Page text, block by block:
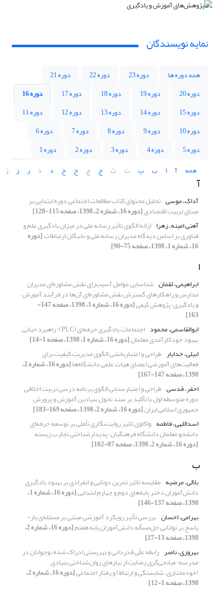
نمایه نویسندگان
همه دوره ها دوره 23 دوره 22
دوره 21
دوره 20
دوره 19 دوره 18 دوره 17
دوره 16
دوره 15
دوره 14 دوره 13 دوره 12
دوره 11
دوره 10
دوره 9 دوره 8 دوره 7
دوره 6
دوره 5
دوره 4 دوره 3 دوره 2
دوره 1
همه
آ ا ب پ ت ث ج چ ح خ د ذ ر ز ژ
آ
آداک، موسی تحلیل محتوای کتاب مطالعات اجتماعی دوره ابتدایی بر
مبنای تربیت اقتصادی[دوره 16، شماره 2، 1398، صفحه 115-128]
آهنی امینه، زهرا ارائه الگوی تاثیر رسانه ملی در میزان یادگیری علم و
فناوری بر اساس دیدگاه مدیران رسانه ملی و نخبگان ارتباطات[دوره
16، شماره 1، 1398، صفحه 75-90]
ا
ابراهیمی، لقمان شناسایی عوامل آسیب‌زای نقش مشاوره‌ای مدیران
مدارس و راهکارهای گسترش نقش مشاوره‌ای آن‌ها در فرآیند آموزش
و یادگیری: پژوهش کیفی [دوره 16، شماره 1، 1398، صفحه 147-
163]
ابوالقاسمی، محمود
اجتماعات یادگیری حرفه‌ای (PLC): راهبرد حیاتی
بهبود خودکارآمدی معلمان[دوره 16، شماره 1، 1398، صفحه 1-14]
ابیلی، خدایار طراحی و اعتباربخشی الگوی مدیریتِ کیفیت برای
فعالیت‌های آموزشی اعضای هیات علمی دانشگاه‌ها [دوره 16، شماره 2،
1398، صفحه 147-167]
احقر، قدسی طراحی و اعتبارسنجی الگوی برنامه‌ درسی تربیت ‌اخلاقی
دوره متوسطه اول با تأکید بر سند تحول بنیادین آموزش ‌و‌ پرورش
جمهوری ‌اسلامی ‌ایران[دوره 16، شماره 2، 1398، صفحه 169-183]
اسداللهی، فاطمه واکاوی تاثیر روایت‌نگاری تأملی بر توسعه حرفه‌ای
دانشجو معلمان دانشگاه فرهنگیان؛ پدیدارشناختی تجارب زیسته
[دوره 16، شماره 2، 1398، صفحه 87-102]
ب
بلالی، مرضیه مقایسه تاثیر تمرین دوتایی و انفرادی بر بهبود یادگیری
دانش‌آموزان دختر پایه‌های دوم و چهارم ابتدایی [دوره 16، شماره 1،
1398، صفحه 137-146]
بهرامی، احسان بررسی تأثیر رویکرد آموزشی مبتنی بر مسئله‌‌ی باز-
پاسخ بر توانایی حل‌مسأله دانش‌آموزان پایه هفتم [دوره 16، شماره 2،
1398، صفحه 13-27]
بهروزی، ناصر رابطه علّی قدردانی و بهزیستی ادراک شده نوجوانان در
مدرسه؛ میانجی‌گری رضایت از نیازهای روان‌شناختی بنیادی
(خودمختاری، شایستگی و ارتباط) و رفتار اجتماعی [دوره 16، شماره 2،
1398، صفحه 1-12]